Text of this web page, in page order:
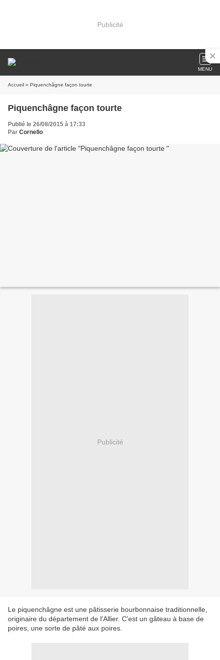
Publicité
MENU
Accueil » Piquenchâgne façon tourte
Piquenchâgne façon tourte
Publié le 26/08/2015 à 17:33
Par Cornello
Publicité
Le piquenchâgne est une pâtisserie bourbonnaise traditionnelle,
originaire du département de l'Allier. C'est un gâteau à base de
poires, une sorte de pâté aux poires.